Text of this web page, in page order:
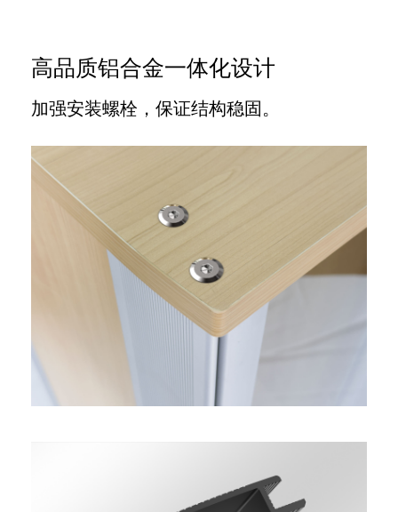
高品质铝合金一体化设计
加强安装螺栓，保证结构稳固。